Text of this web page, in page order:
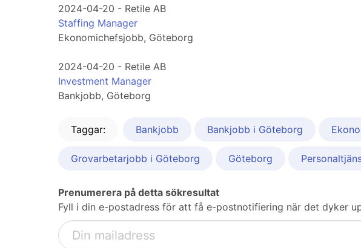
2024-04-20 - Retile AB
Staffing Manager
Ekonomichefsjobb, Göteborg
2024-04-20 - Retile AB
Investment Manager
Bankjobb, Göteborg
Taggar: Bankjobb Bankjobb i Göteborg
Grovarbetarjobb i Göteborg Göteborg
Prenumerera på detta sökresultat
Fyll i din e-postadress för att få e-postnotifiering när det dyker